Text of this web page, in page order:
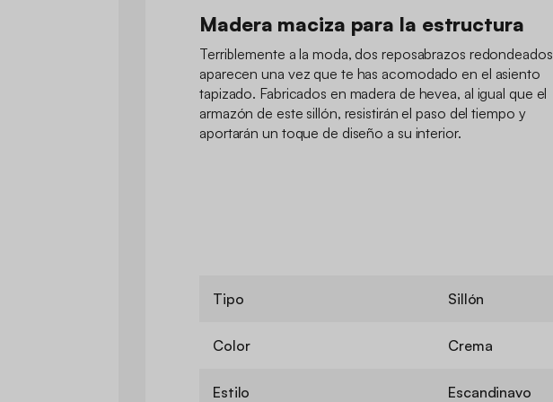
Madera maciza para la estructura
Terriblemente a la moda, dos reposabrazos redondeados
aparecen una vez que te has acomodado en el asiento
tapizado. Fabricados en madera de hevea, al igual que el
armazón de este sillón, resistirán el paso del tiempo y
aportarán un toque de diseño a su interior.
Tipo Sillón
Color Crema
Estilo Escandinavo